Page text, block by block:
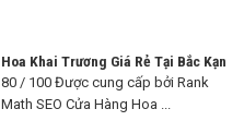
Hoa Khai Trương Giá Rẻ Tại Bắc Kạn
80 / 100 Được cung cấp bởi Rank
Math SEO Cửa Hàng Hoa ...